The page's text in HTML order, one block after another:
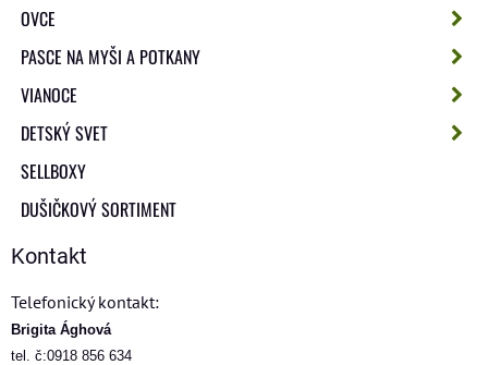
OVCE
PASCE NA MYŠI A POTKANY
VIANOCE
DETSKÝ SVET
SELLBOXY
DUŠIČKOVÝ SORTIMENT
Kontakt
Telefonický kontakt:
Brigita Ághová
tel. č:0918 856 634